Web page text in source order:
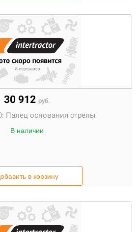
30 912 руб.
Палец основания стрелы
В наличии
в корзину